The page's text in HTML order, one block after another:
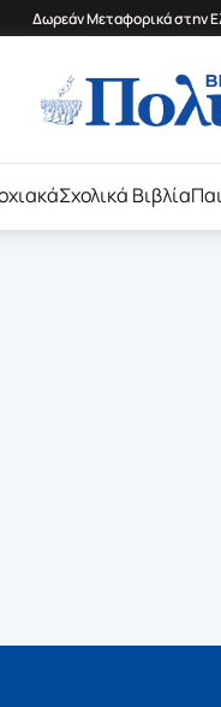
Δωρεάν Μεταφορικά στην
Σχολικά Βιβλία